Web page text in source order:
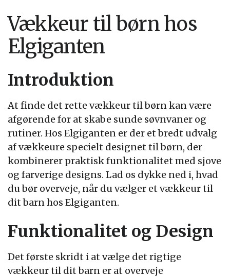
Vækkeur til børn hos
Elgiganten
Introduktion
At finde det rette vækkeur til børn kan være
afgørende for at skabe sunde søvnvaner og
rutiner. Hos Elgiganten er der et bredt udvalg
af vækkeure specielt designet til børn, der
kombinerer praktisk funktionalitet med sjove
og farverige designs. Lad os dykke ned i, hvad
du bør overveje, når du vælger et vækkeur til
dit barn hos Elgiganten.
Funktionalitet og Design
Det første skridt i at vælge det rigtige
vækkeur til dit barn er at overveje